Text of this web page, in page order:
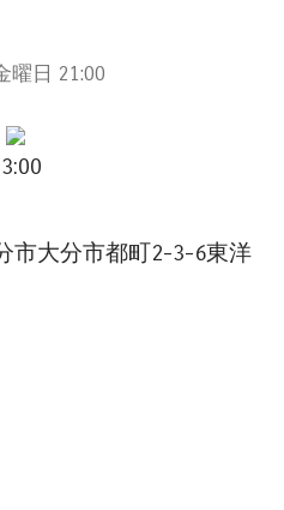
曜日 21:00
市大分市都町2-3-6東洋